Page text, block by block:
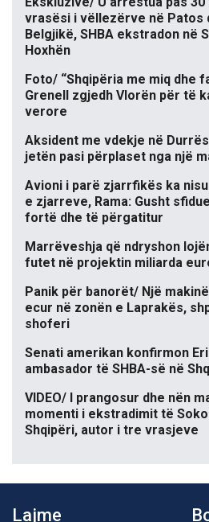
vrasësi i vëllezërve në Patos
Belgjikë, SHBA ekstradon në
Hoxhën
Foto/ “Shqipëria me miq dhe
Grenell zgjedh Vlorën për të
verore
Aksident me vdekje në
jetën pasi përplaset nga një
Avioni i parë zjarrfikës ka
e zjarreve, Rama: Gusht
fortë dhe të përgatitur
Marrëveshja që ndryshon
futet në projektin miliarda
Panik për banorët/ Një
ecur në zonën e Laprakës,
shoferi
Senati amerikan konfirmon
ambasador të SHBA-së në
VIDEO/ I prangosur dhe nën
momenti i ekstradimit të
Shqipëri, autor i tre vrasjeve
Lajme